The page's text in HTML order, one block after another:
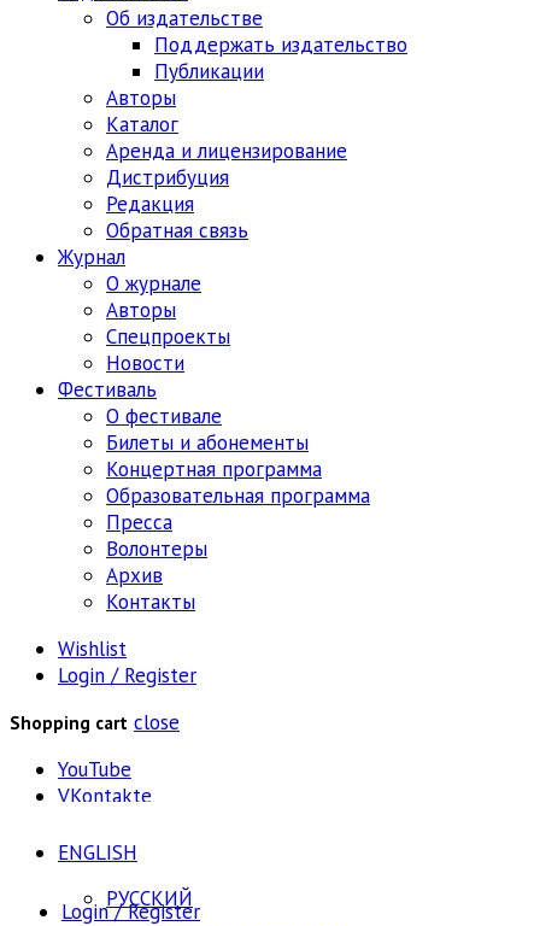
Об издательстве
Поддержать издательство
Публикации
Авторы
Каталог
Аренда и лицензирование
Дистрибуция
Редакция
Обратная связь
Журнал
О журнале
Авторы
Спецпроекты
Новости
Фестиваль
О фестивале
Билеты и абонементы
Концертная программа
Образовательная программа
Пресса
Волонтеры
Архив
Контакты
Wishlist
Login / Register
Shopping cart close
YouTube
VKontakte
ENGLISH
РУССКИЙ
Login / Register